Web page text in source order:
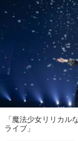
「魔法少女リリカ
ライブ」